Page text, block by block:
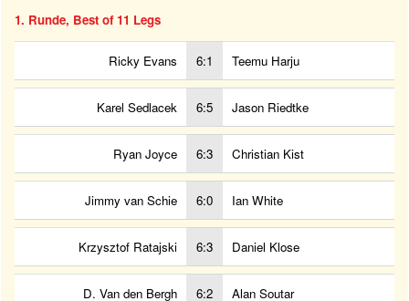
1. Runde, Best of 11 Legs
Ricky Evans 6:1 Teemu Harju
Karel Sedlacek 6:5 Jason Riedtke
Ryan Joyce 6:3 Christian Kist
Jimmy van Schie 6:0 Ian White
Krzysztof Ratajski 6:3 Daniel Klose
D. Van den Bergh 6:2 Alan Soutar